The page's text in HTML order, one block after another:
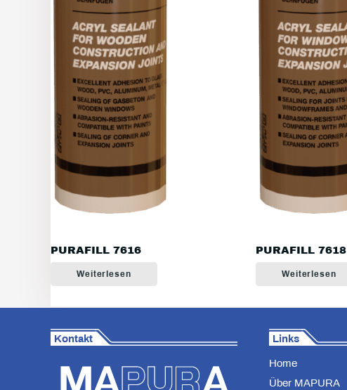
PURAFILL 7616
Weiterlesen
PURAFILL 7618
Weiterlesen
Kontakt Links
Home
Über MAPURA